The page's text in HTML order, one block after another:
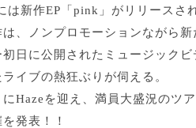
は新作EP「pink」がリリースされ
ノンプロモーションながら
初日に公開されたミュージックビ
ライブの熱狂ぶりが伺える。
にHazeを迎え、満員大盛況のツ
発表！！